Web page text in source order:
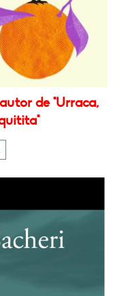
de "Urraca,